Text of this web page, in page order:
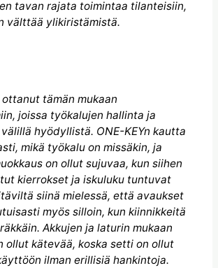
tavan rajata toimintaa tilanteisiin,
välttää ylikiristämistä.
ottanut tämän mukaan
joissa työkalujen hallinta ja
hyödyllistä. ONE-KEYn kautta
mikä työkalu on missäkin, ja
on ollut sujuvaa, kun siihen
kierrokset ja iskuluku tuntuvat
siinä mielessä, että avaukset
myös silloin, kun kiinnikkeitä
Akkujen ja laturin mukaan
ollut kätevää, koska setti on ollut
ilman erillisiä hankintoja.